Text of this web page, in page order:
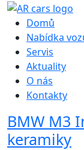
Hlavní
Domů
Nabídka
Servis
Aktuality
O nás
Kontakty
BMW M3
keramiky